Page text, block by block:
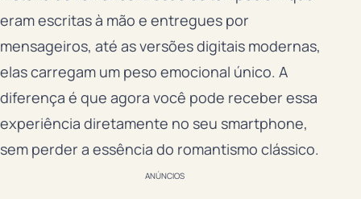
eram escritas à mão e entregues por
mensageiros, até as versões digitais modernas,
elas carregam um peso emocional único. A
diferença é que agora você pode receber essa
experiência diretamente no seu smartphone,
sem perder a essência do romantismo clássico.
ANÚNCIOS